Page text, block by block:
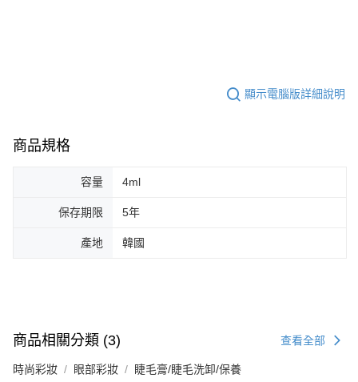
顯示電腦版詳細說明
商品規格
容量 4ml
保存期限 5年
產地 韓國
商品相關分類 (3) 查看全部
時尚彩妝 眼部彩妝 睫毛膏/睫毛洗卸/保養